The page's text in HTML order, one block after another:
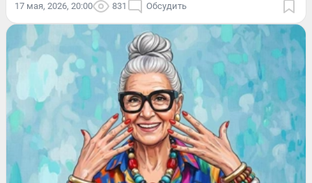
17 мая, 2026, 20:00 831 Обсудить